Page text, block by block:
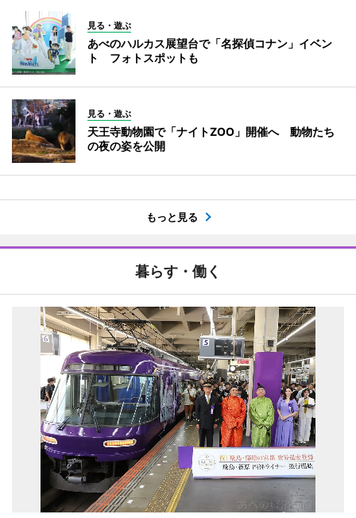
見る・遊ぶ
あべのハルカス展望台で「名探偵コナン」イベン
ト フォトスポットも
見る・遊ぶ
天王寺動物園で「ナイトZOO」開催へ 動物たち
の夜の姿を公開
もっと見る
暮らす・働く